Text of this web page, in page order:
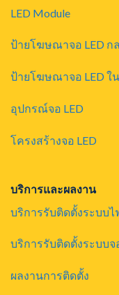
LED Module
ป้ายโฆษณาจอ LED ก
ป้ายโฆษณาจอ LED ใ
อุปกรณ์จอ LED
โครงสร้างจอ LED
บริการและผลงาน
บริการรับติดตั้งระบบไ
บริการรับติดตั้งระบบจ
ผลงานการติดตั้ง